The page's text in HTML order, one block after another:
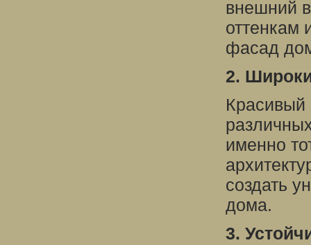
внешний
оттенкам
фасад
2.
Красивый
именно
создать
дома.
3.